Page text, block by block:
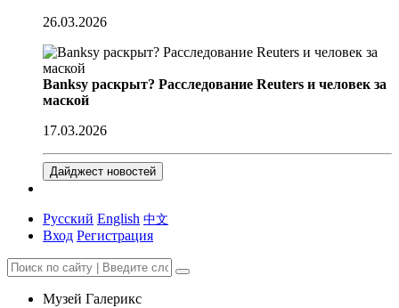
26.03.2026
Banksy раскрыт? Расследование Reuters и человек за
маской
17.03.2026
Дайджест новостей
Русский English 中文
Вход Регистрация
Музей Галерикс